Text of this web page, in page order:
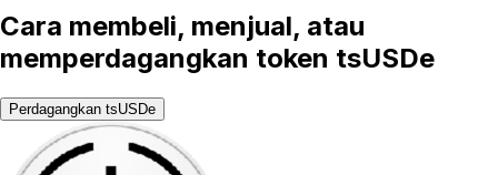
Cara membeli, menjual, atau
memperdagangkan token tsUSDe
Perdagangkan tsUSDe